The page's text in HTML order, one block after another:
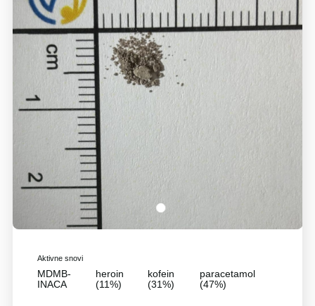
1
Aktivne snovi
MDMB-
INACA
heroin
(11%)
kofein
(31%)
paracetamol
(47%)